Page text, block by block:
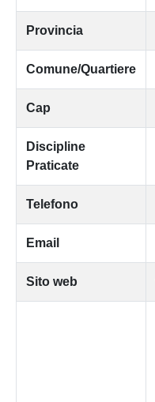
Provincia
Comune/Quartiere
Cap
Discipline
Praticate
Telefono
Email
Sito web